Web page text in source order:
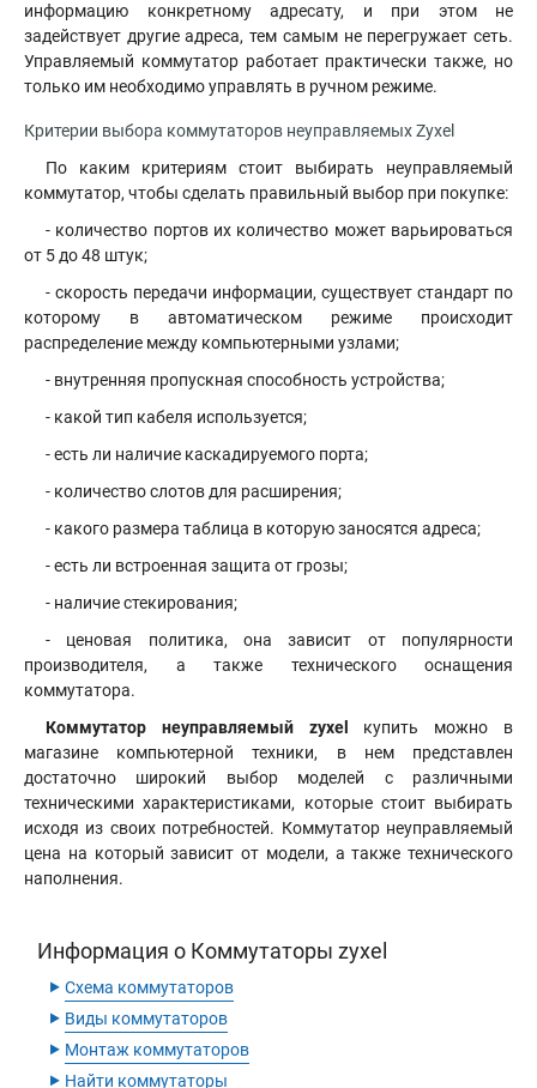
информацию конкретному адресату, и при этом не
задействует другие адреса, тем самым не перегружает сеть.
Управляемый коммутатор работает практически также, но
только им необходимо управлять в ручном режиме.
Критерии выбора коммутаторов неуправляемых Zyxel
По каким критериям стоит выбирать неуправляемый
коммутатор, чтобы сделать правильный выбор при покупке:
- количество портов их количество может варьироваться
от 5 до 48 штук;
- скорость передачи информации, существует стандарт по
которому в автоматическом режиме происходит
распределение между компьютерными узлами;
- внутренняя пропускная способность устройства;
- какой тип кабеля используется;
- есть ли наличие каскадируемого порта;
- количество слотов для расширения;
- какого размера таблица в которую заносятся адреса;
- есть ли встроенная защита от грозы;
- наличие стекирования;
- ценовая политика, она зависит от популярности
производителя, а также технического оснащения
коммутатора.
Коммутатор неуправляемый zyxel купить можно в
магазине компьютерной техники, в нем представлен
достаточно широкий выбор моделей с различными
техническими характеристиками, которые стоит выбирать
исходя из своих потребностей. Коммутатор неуправляемый
цена на который зависит от модели, а также технического
наполнения.
Информация о Коммутаторы zyxel
‣ Схема коммутаторов
‣ Виды коммутаторов
‣ Монтаж коммутаторов
Найти коммутаторы